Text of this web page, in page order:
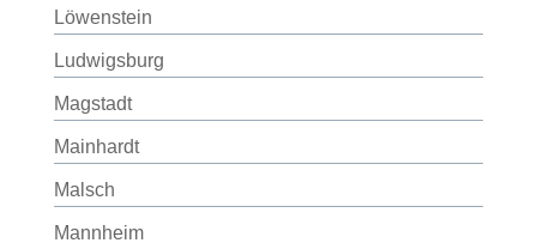
Löwenstein
Ludwigsburg
Magstadt
Mainhardt
Malsch
Mannheim